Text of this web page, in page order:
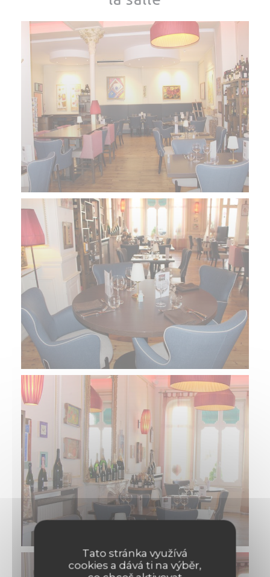
Tato stránka využívá
cookies a dává ti na výběr,